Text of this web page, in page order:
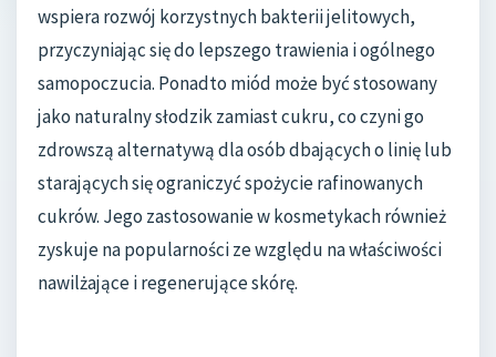
wspiera rozwój korzystnych bakterii jelitowych,
przyczyniając się do lepszego trawienia i ogólnego
samopoczucia. Ponadto miód może być stosowany
jako naturalny słodzik zamiast cukru, co czyni go
zdrowszą alternatywą dla osób dbających o linię lub
starających się ograniczyć spożycie rafinowanych
cukrów. Jego zastosowanie w kosmetykach również
zyskuje na popularności ze względu na właściwości
nawilżające i regenerujące skórę.